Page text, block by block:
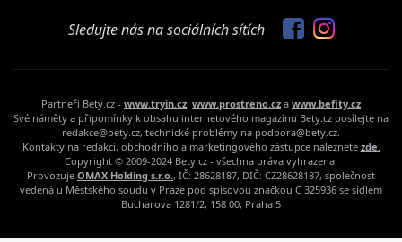
Sledujte nás na sociálních sítích
Partneři Bety.cz - www.tryin.cz, www.prostreno.cz a www.befity.cz
Své náměty a připomínky k obsahu internetového magazínu Bety.cz posílejte na
redakce@bety.cz, technické problémy na podpora@bety.cz.
Kontakty na redakci, obchodního a marketingového zástupce naleznete zde.
Copyright © 2009-2024 Bety.cz - všechna práva vyhrazena.
Provozuje OMAX Holding s.r.o., IČ: 28628187, DIČ: CZ28628187, společnost
vedená u Městského soudu v Praze pod spisovou značkou C 325936 se sídlem
Bucharova 1281/2, 158 00, Praha 5